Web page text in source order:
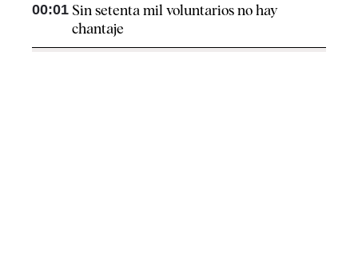
00:01 Sin setenta mil voluntarios no hay
chantaje